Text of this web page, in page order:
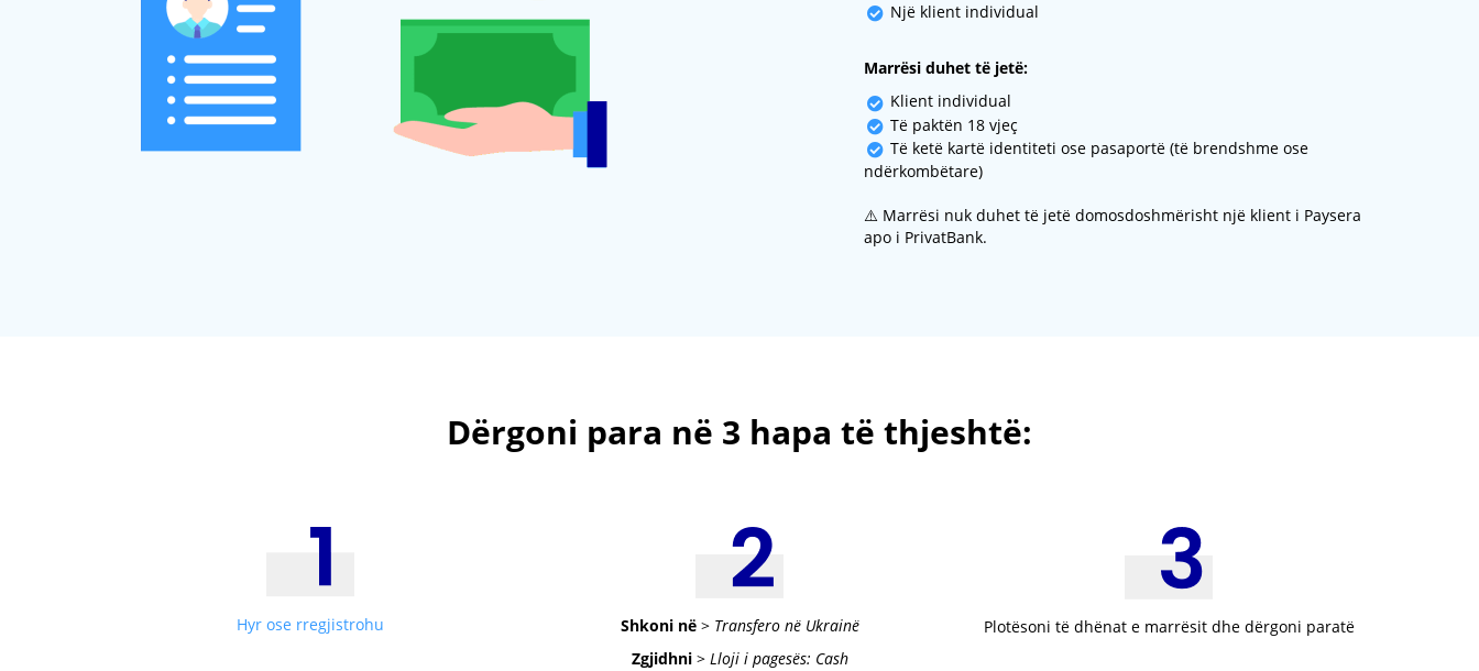
Një klient individual
Marrësi duhet të jetë:
Klient individual
Të paktën 18 vjeç
Të ketë kartë identiteti ose pasaportë (të brendshme ose
ndërkombëtare)
⚠️ Marrësi nuk duhet të jetë domosdoshmërisht një klient i Paysera
apo i PrivatBank.
Dërgoni para në 3 hapa të thjeshtë:
Hyr ose rregjistrohu Shkoni në> Transfero në Ukrainë
Zgjidhni> Lloji i pagesës: Cash
Plotësoni të dhënat e marrësit dhe dërgoni paratë